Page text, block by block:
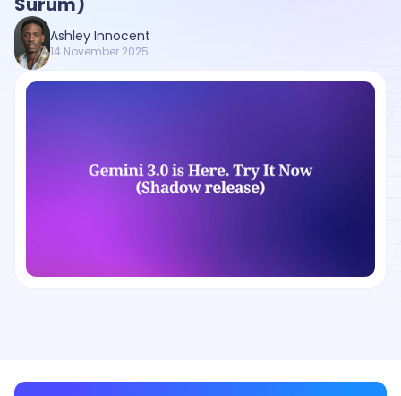
Ashley Innocent
14 November 2025